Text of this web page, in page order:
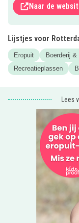
Klik op de roze
Lekker uit eten in
Kidsproof.nl voor
restaurants!
Naar de
Lijstjes voor
Eropuit Boerderij &
Recreatieplassen
Lees